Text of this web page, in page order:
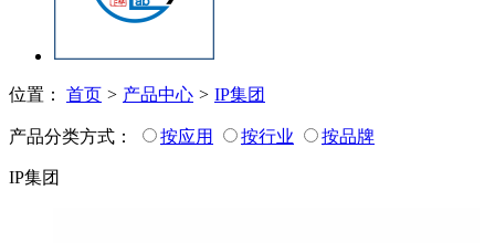
位置： 首页 > 产品中心 > IP集团
产品分类方式： 按应用 按行业 按品牌
IP集团